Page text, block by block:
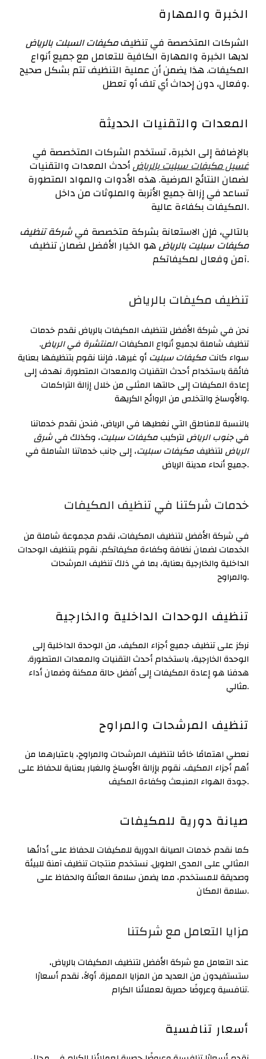
الخبرة والمهارة
الشركات المتخصصة في تنظيفمكيفات السبلت بالرياض
لديها الخبرة والمهارة الكافية للتعامل مع جميع أنواع
المكيفات. هذا يضمن أن عملية التنظيف تتم بشكل صحيح
وفعال، دون إحداث أي تلف أو تعطل.
المعدات والتقنيات الحديثة
بالإضافة إلى الخبرة، تستخدم الشركات المتخصصة في
غسيل مكيفات سبليت بالرياضأحدث المعدات والتقنيات
لضمان النتائج المرضية. هذه الأدوات والمواد المتطورة
تساعد في إزالة جميع الأتربة والملوثات من داخل
المكيفات بكفاءة عالية.
بالتالي، فإن الاستعانة بشركة متخصصة فيشركة تنظيف
مكيفات سبليت بالرياضهو الخيار الأفضل لضمان تنظيف
آمن وفعال لمكيفاتكم.
تنظيف مكيفات بالرياض
نحن في شركة الأفضل لتنظيف المكيفات بالرياض نقدم خدمات
تنظيف شاملة لجميع أنواع المكيفاتالمنتشرة في الرياض.
سواء كانتمكيفات سبليتأو غيرها، فإننا نقوم بتنظيفها بعناية
فائقة باستخدام أحدث التقنيات والمعدات المتطورة. نهدف إلى
إعادة المكيفات إلى حالتها المثلى من خلال إزالة التراكمات
والأوساخ والتخلص من الروائح الكريهة.
بالنسبة للمناطق التي نغطيها في الرياض، فنحن نقدم خدماتنا
فيجنوب الرياضلتركيبمكيفات سبليت، وكذلك فيشرق
الرياضلتنظيفمكيفات سبليت، إلى جانب خدماتنا الشاملة في
جميع أنحاء مدينة الرياض.
خدمات شركتنا في تنظيف المكيفات
في شركة الأفضل لتنظيف المكيفات، نقدم مجموعة شاملة من
الخدمات لضمان نظافة وكفاءة مكيفاتكم. نقوم بتنظيف الوحدات
الداخلية والخارجية بعناية، بما في ذلك تنظيف المرشحات
والمراوح.
تنظيف الوحدات الداخلية والخارجية
نركز على تنظيف جميع أجزاء المكيف، من الوحدة الداخلية إلى
الوحدة الخارجية، باستخدام أحدث التقنيات والمعدات المتطورة.
هدفنا هو إعادة المكيفات إلى أفضل حالة ممكنة وضمان أداء
مثالي.
تنظيف المرشحات والمراوح
نعطي اهتمامًا خاصًا لتنظيف المرشحات والمراوح، باعتبارهما من
أهم أجزاء المكيف. نقوم بإزالة الأوساخ والغبار بعناية للحفاظ على
جودة الهواء المنبعث وكفاءة المكيف.
صيانة دورية للمكيفات
كما نقدم خدمات الصيانة الدورية للمكيفات للحفاظ على أدائها
المثالي على المدى الطويل. نستخدم منتجات تنظيف آمنة للبيئة
وصديقة للمستخدم، مما يضمن سلامة العائلة والحفاظ على
سلامة المكان.
مزايا التعامل مع شركتنا
عند التعامل مع شركة الأفضل لتنظيف المكيفات بالرياض،
ستستفيدون من العديد من المزايا المميزة. أولاً، نقدم أسعارًا
تنافسية وعروضًا حصرية لعملائنا الكرام.
أسعار تنافسية